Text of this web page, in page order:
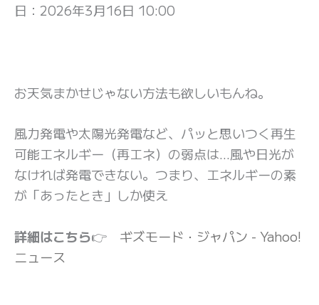
日： 2026年3月16日 10:00
お天気まかせじゃない方法も欲しいもんね。
風力発電や太陽光発電など、パッと思いつく再生
可能エネルギー（再エネ）の弱点は…風や日光が
なければ発電できない。つまり、エネルギーの素
が「あったとき」しか使え
詳細はこちら👉 ギズモード・ジャパン - Yahoo!
ニュース